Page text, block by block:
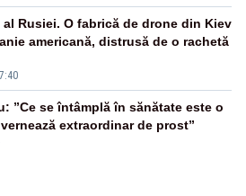
Rusiei. O fabrică de drone din Kiev
americană, distrusă de o rachetă
”Ce se întâmplă în sănătate este o
extraordinar de prost”